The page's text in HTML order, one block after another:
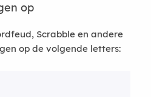
op
Scrabble en andere
op de volgende letters: